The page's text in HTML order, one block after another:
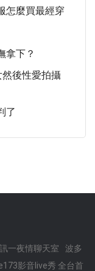
怎麼買最經穿
拿下？
然後性愛拍攝
了
一夜情聊天室
波多
影音live秀 全台首